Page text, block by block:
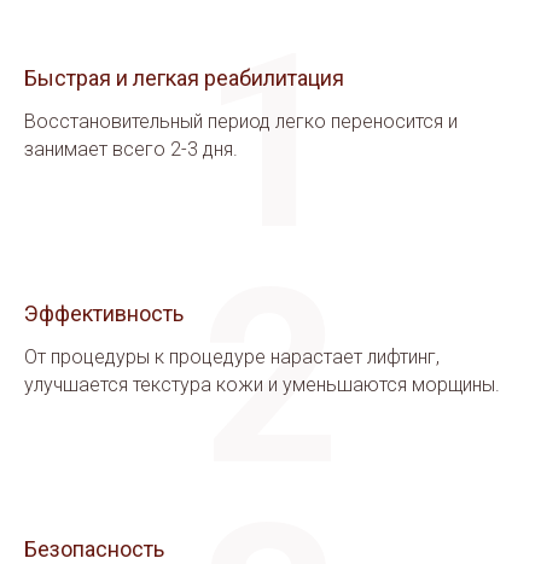
Быстрая и легкая реабилитация
Восстановительный период легко переносится и
занимает всего 2-3 дня.1
Эффективность
От процедуры к процедуре нарастает лифтинг,
улучшается текстура кожи и уменьшаются морщины.
2
Безопасность